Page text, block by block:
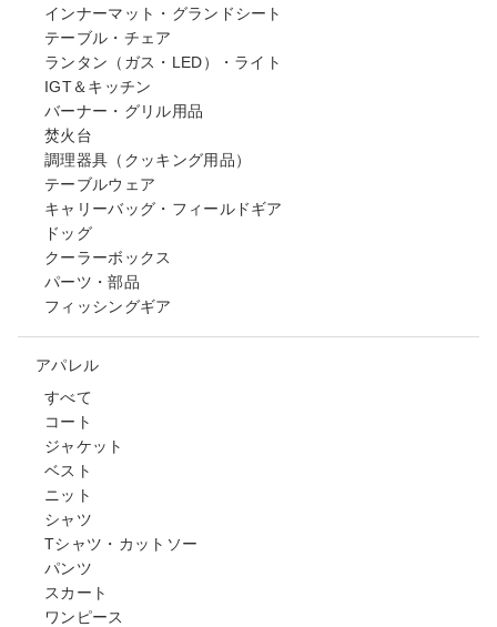
インナーマット・グランドシート
テーブル・チェア
ランタン（ガス・LED）・ライト
IGT＆キッチン
バーナー・グリル用品
焚火台
調理器具（クッキング用品）
テーブルウェア
キャリーバッグ・フィールドギア
ドッグ
クーラーボックス
パーツ・部品
フィッシングギア
アパレル
すべて
コート
ジャケット
ベスト
ニット
シャツ
Tシャツ・カットソー
パンツ
スカート
ワンピース